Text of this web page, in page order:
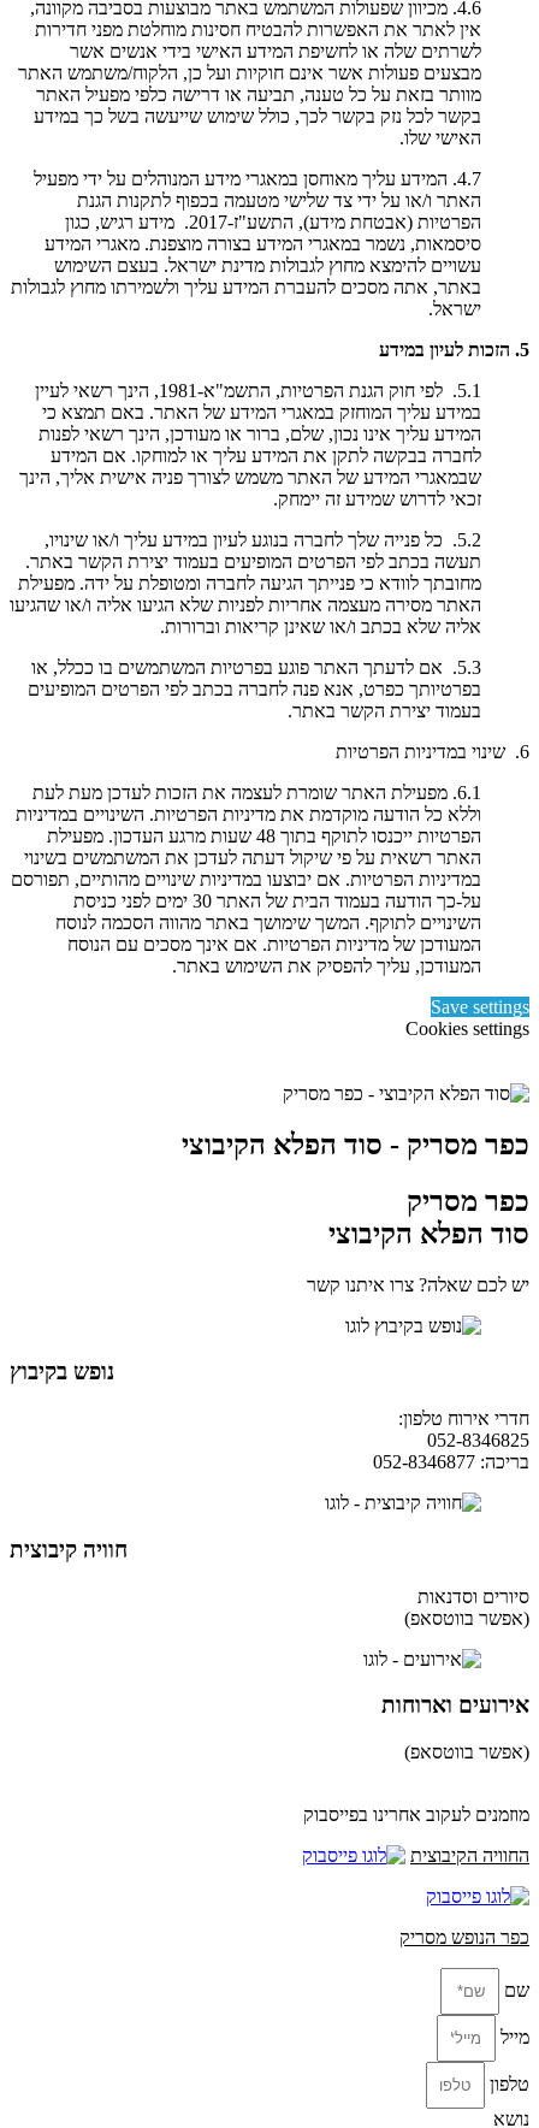
4.6. מכיוון שפעולות המשתמש באתר מבוצעות בסביבה מקוונה,
אין לאתר את האפשרות להבטיח חסינות מוחלטת מפני חדירות
לשרתים שלה או לחשיפת המידע האישי בידי אנשים אשר
מבצעים פעולות אשר אינם חוקיות ועל כן, הלקוח/משתמש האתר
מוותר בזאת על כל טענה, תביעה או דרישה כלפי מפעיל האתר
בקשר לכל נזק בקשר לכך, כולל שימוש שייעשה בשל כך במידע
האישי שלו.
4.7. המידע עליך מאוחסן במאגרי מידע המנוהלים על ידי מפעיל
האתר ו/או על ידי צד שלישי מטעמה בכפוף לתקנות הגנת
הפרטיות (אבטחת מידע), התשע"ז-2017. מידע רגיש, כגון
סיסמאות, נשמר במאגרי המידע בצורה מוצפנת. מאגרי המידע
עשויים להימצא מחוץ לגבולות מדינת ישראל. בעצם השימוש
באתר, אתה מסכים להעברת המידע עליך ולשמירתו מחוץ לגבולות
ישראל.
5. הזכות לעיון במידע
5.1. לפי חוק הגנת הפרטיות, התשמ"א-1981, הינך רשאי לעיין
במידע עליך המוחזק במאגרי המידע של האתר. באם תמצא כי
המידע עליך אינו נכון, שלם, ברור או מעודכן, הינך רשאי לפנות
לחברה בבקשה לתקן את המידע עליך או למוחקו. אם המידע
שבמאגרי המידע של האתר משמש לצורך פניה אישית אליך, הינך
זכאי לדרוש שמידע זה יימחק.
5.2. כל פנייה שלך לחברה בנוגע לעיון במידע עליך ו/או שינויו,
תעשה בכתב לפי הפרטים המופיעים בעמוד יצירת הקשר באתר.
מחובתך לוודא כי פנייתך הגיעה לחברה ומטופלת על ידה. מפעילת
האתר מסירה מעצמה אחריות לפניות שלא הגיעו אליה ו/או שהגיעו
אליה שלא בכתב ו/או שאינן קריאות וברורות.
5.3. אם לדעתך האתר פוגע בפרטיות המשתמשים בו ככלל, או
בפרטיותך כפרט, אנא פנה לחברה בכתב לפי הפרטים המופיעים
בעמוד יצירת הקשר באתר.
6. שינוי במדיניות הפרטיות
6.1. מפעילת האתר שומרת לעצמה את הזכות לעדכן מעת לעת
וללא כל הודעה מוקדמת את מדיניות הפרטיות. השינויים במדיניות
הפרטיות ייכנסו לתוקף בתוך 48 שעות מרגע העדכון. מפעילת
האתר רשאית על פי שיקול דעתה לעדכן את המשתמשים בשינוי
במדיניות הפרטיות. אם יבוצעו במדיניות שינויים מהותיים, תפורסם
על-כך הודעה בעמוד הבית של האתר 30 ימים לפני כניסת
השינויים לתוקף. המשך שימושך באתר מהווה הסכמה לנוסח
המעודכן של מדיניות הפרטיות. אם אינך מסכים עם הנוסח
המעודכן, עליך להפסיק את השימוש באתר.
Save settings
Cookies settings
כפר מסריק - סוד הפלא הקיבוצי
כפר מסריק
סוד הפלא הקיבוצי
יש לכם שאלה? צרו איתנו קשר
נופש בקיבוץ
חדרי אירוח טלפון:
052-8346825
בריכה: 052-8346877
חוויה קיבוצית
סיורים וסדנאות
(אפשר בווטסאפ)
אירועים וארוחות
(אפשר בווטסאפ)
מוזמנים לעקוב אחרינו בפייסבוק
החוויה הקיבוצית
כפר הנופש מסריק
שם
מייל
טלפון
נושא